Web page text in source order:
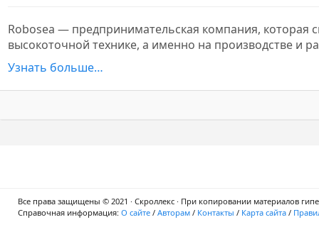
Robosea — предпринимательская компания, которая
высокоточной технике, а именно на производстве и
Узнать больше…
Все права защищены © 2021 · Скроллекс · При копировании материалов
Справочная информация: О сайте / Авторам / Контакты / Карта сайта /